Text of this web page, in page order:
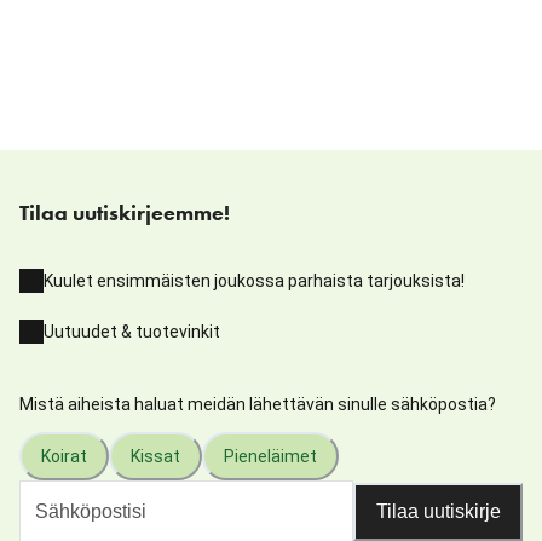
Tilaa uutiskirjeemme!
Kuulet ensimmäisten joukossa parhaista tarjouksista!
Uutuudet & tuotevinkit
Mistä aiheista haluat meidän lähettävän sinulle sähköpostia?
Koirat Kissat Pieneläimet
Tilaa uutiskirje